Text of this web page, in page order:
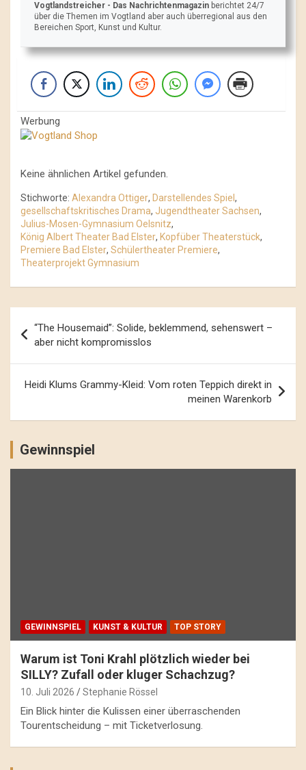
Vogtlandstreicher - Das Nachrichtenmagazin berichtet 24/7
über die Themen im Vogtland aber auch überregional aus den
Bereichen Sport, Kunst und Kultur.
Werbung
Keine ähnlichen Artikel gefunden.
Stichworte: Alexandra Ottiger, Darstellendes Spiel ,
gesellschaftskritisches Drama, Jugendtheater Sachsen,
Julius-Mosen-Gymnasium Oelsnitz,
König Albert Theater Bad Elster, Kopfüber Theaterstück,
Premiere Bad Elster, Schülertheater Premiere,
Theaterprojekt Gymnasium
Navigation
“The Housemaid”: Solide, beklemmend, sehenswert –
aber nicht kompromisslos
Heidi Klums Grammy-Kleid: Vom roten Teppich direkt in
meinen Warenkorb
Gewinnspiel
GEWINNSPIEL KUNST & KULTUR TOP STORY
Warum ist Toni Krahl plötzlich wieder bei
SILLY? Zufall oder kluger Schachzug?
10. Juli 2026 Stephanie Rössel
Ein Blick hinter die Kulissen einer überraschenden
Tourentscheidung – mit Ticketverlosung.